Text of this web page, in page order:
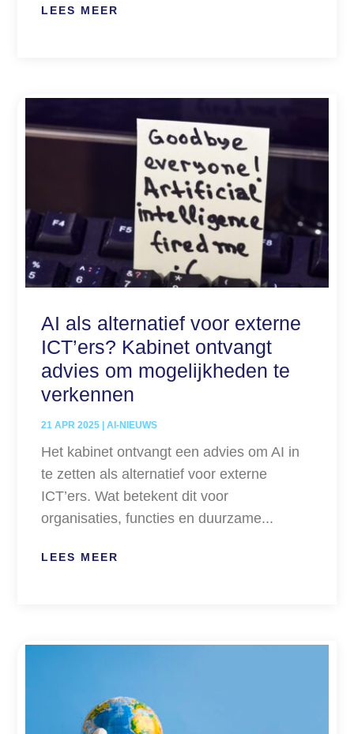
LEES MEER
AI als alternatief voor externe
ICT’ers? Kabinet ontvangt
advies om mogelijkheden te
verkennen
21 APR 2025 |AI-NIEUWS
Het kabinet ontvangt een advies om AI in
te zetten als alternatief voor externe
ICT’ers. Wat betekent dit voor
organisaties, functies en duurzame...
LEES MEER